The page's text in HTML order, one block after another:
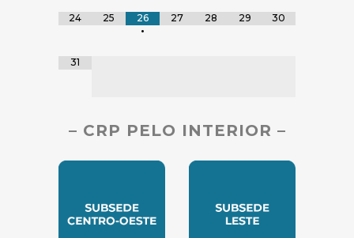
24 25
26
•
27 28 29 30
31
– CRP PELO INTERIOR –